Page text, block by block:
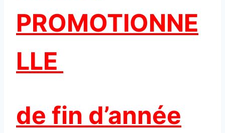
PROMOTIONNE
LLE
de fin d’année